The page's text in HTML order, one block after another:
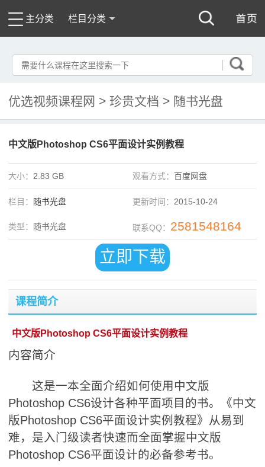
主分类 栏目分类
优选视频课程网 > 珍贵文档 > 随书光盘
中文版Photoshop CS6平面设计实例教程
大小： 2.83 GB 观看方式： 百度网盘
栏目： 随书光盘 更新时间： 2015-10-24
类型： 随书光盘 联系QQ： 2581548164
立即下载
课程简介
中文版Photoshop CS6平面设计实例教程
内容简介
这是一本全面介绍如何使用中文版
Photoshop CS6设计各种平面项目的书。《中文
版Photoshop CS6平面设计实例教程》从易到
难，是入门级读者快速而全面掌握中文版
Photoshop CS6平面设计的必备参考书。